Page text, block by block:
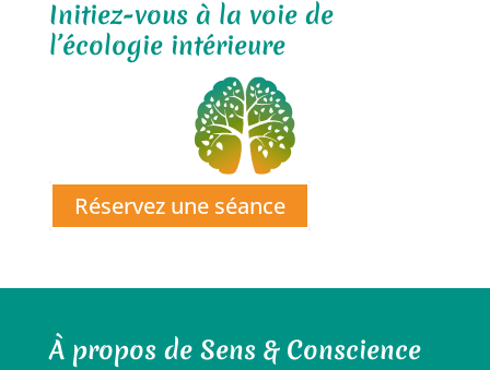
Initiez-vous à la voie de
l’écologie intérieure
Réservez une séance
À propos de Sens & Conscience